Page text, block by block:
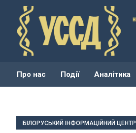
Про нас Події Аналітика
БІЛОРУСЬКИЙ ІНФОРМАЦІЙНИЙ ЦЕНТР